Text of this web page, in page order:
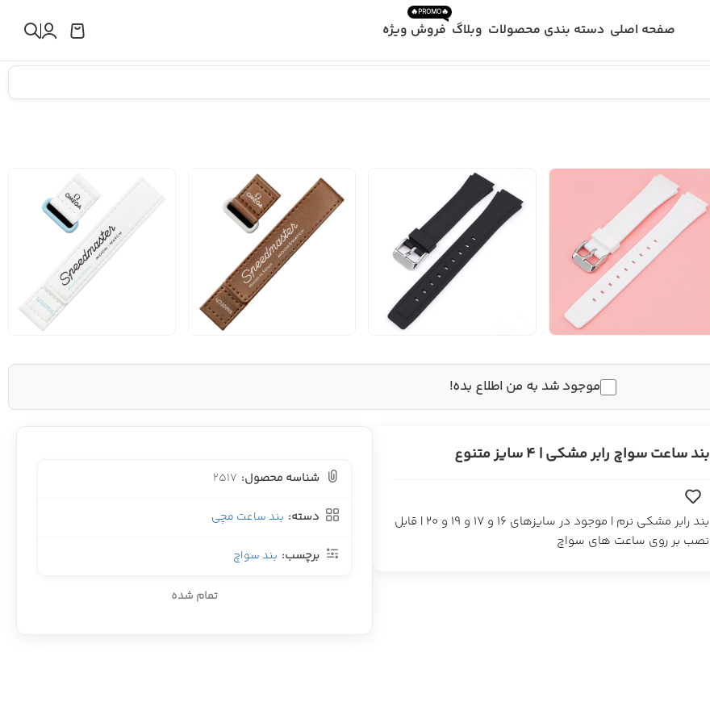
صفحه اصلی دسته بندی محصولات وبلاگ فروش ویژه
🔥PROMO🔥
موجود شد به من اطلاع بده!
بند ساعت سواچ رابر مشکی | 4 سایز متنوع
بند رابر مشکی نرم | موجود در سایزهای 16 و 17 و 19 و 20 | قابل
نصب بر روی ساعت های سواچ
شناسه محصول: 2517
دسته: بند ساعت مچی
برچسب: بند سواچ
تمام شده